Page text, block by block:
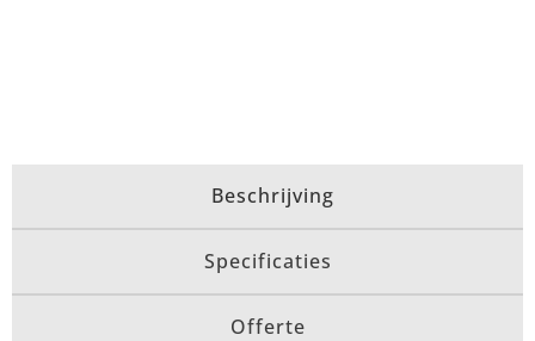
Beschrijving
Specificaties
Offerte